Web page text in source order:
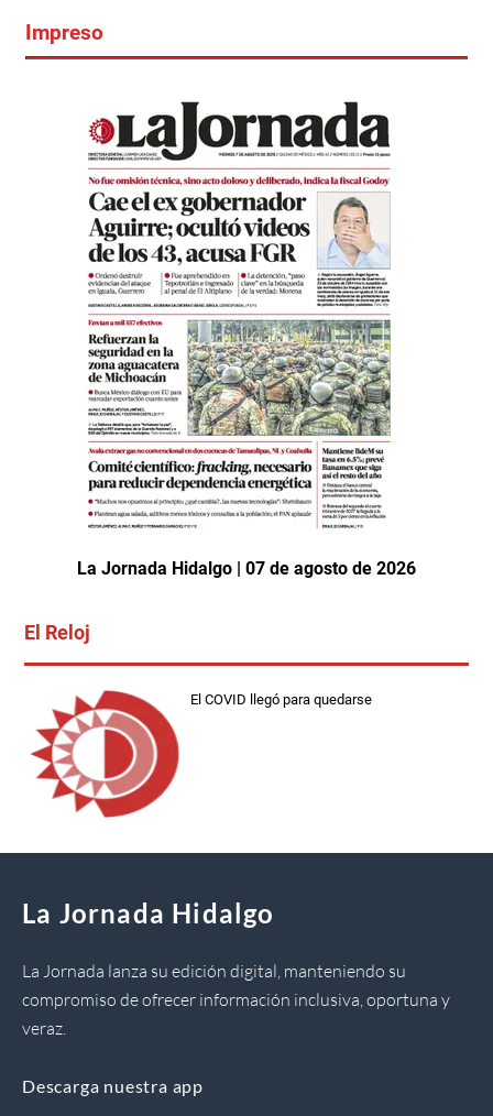
Impreso
La Jornada Hidalgo | 07 de agosto de 2026
El Reloj
El COVID llegó para quedarse
La Jornada Hidalgo
La Jornada lanza su edición digital, manteniendo su
compromiso de ofrecer información inclusiva, oportuna y
veraz.
Descarga nuestra app